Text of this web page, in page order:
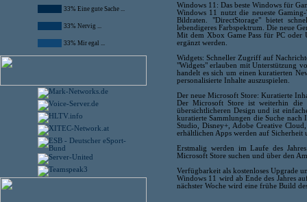
33% Eine gute Sache ...
33% Nervig ...
33% Mir egal ...
Windows 11: Das beste Windows für
Windows 11 nutzt die neueste
Bildraten. "DirectStorage" bietet
lebendigeres Farbspektrum. Die neue
Mit dem Xbox Game Pass für PC oder
ergänzt werden.
Widgets: Schneller Zugriff auf
"Widgets" erlauben mit Unterstützung
handelt es sich um einen kuratierten
personalisierte Inhalte auszuspielen.
Der neue Microsoft Store: Kuratierte
Der Microsoft Store ist weiterhin die
übersichtlicheren Design und ist
kuratierte Sammlungen die Suche
Studio, Disney+, Adobe Creative
erhältlichen Apps werden auf
Erstmalig werden im Laufe des
Microsoft Store suchen und über den
Verfügbarkeit als kostenloses Upgrade
Windows 11 wird ab Ende des Jahres
nächster Woche wird eine frühe Build